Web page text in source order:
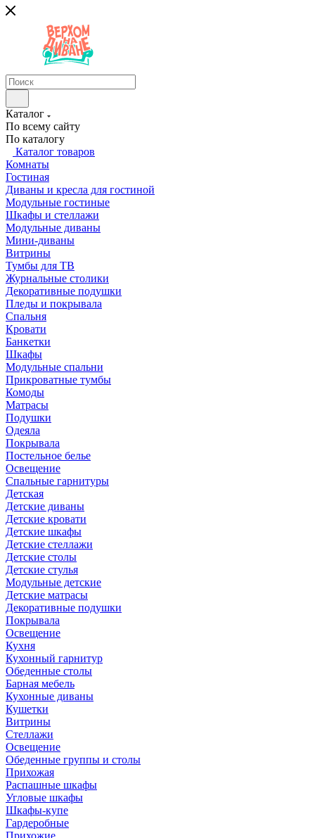
Каталог
По всему сайту
По каталогу
Каталог товаров
Комнаты
Гостиная
Диваны и кресла для гостиной
Модульные гостиные
Шкафы и стеллажи
Модульные диваны
Мини-диваны
Витрины
Тумбы для ТВ
Журнальные столики
Декоративные подушки
Пледы и покрывала
Спальня
Кровати
Банкетки
Шкафы
Модульные спальни
Прикроватные тумбы
Комоды
Матрасы
Подушки
Одеяла
Покрывала
Постельное белье
Освещение
Спальные гарнитуры
Детская
Детские диваны
Детские кровати
Детские шкафы
Детские стеллажи
Детские столы
Детские стулья
Модульные детские
Детские матрасы
Декоративные подушки
Покрывала
Освещение
Кухня
Кухонный гарнитур
Обеденные столы
Барная мебель
Кухонные диваны
Кушетки
Витрины
Стеллажи
Освещение
Обеденные группы и столы
Прихожая
Распашные шкафы
Угловые шкафы
Шкафы-купе
Гардеробные
Прихожие